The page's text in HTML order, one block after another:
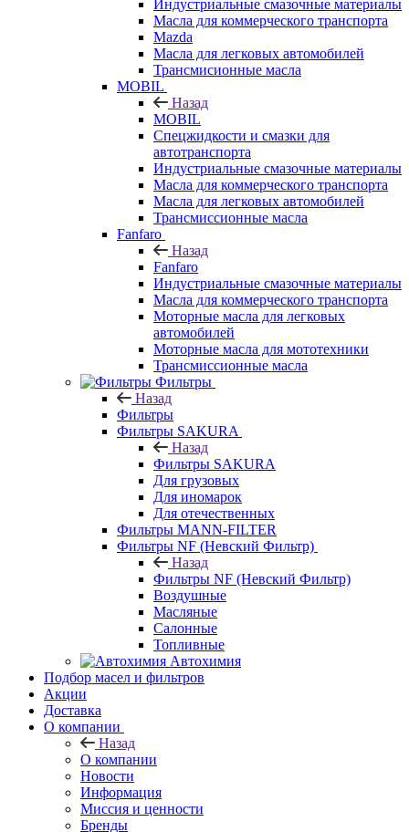
Индустриальные смазочные материалы
Масла для коммерческого транспорта
Mazda
Масла для легковых автомобилей
Трансмисионные масла
MOBIL
Назад
MOBIL
Cпецжидкости и смазки для
автотранспорта
Индустриальные смазочные материалы
Масла для коммерческого транспорта
Масла для легковых автомобилей
Трансмиссионные масла
Fanfaro
Назад
Fanfaro
Индустриальные смазочные материалы
Масла для коммерческого транспорта
Моторные масла для легковых
автомобилей
Моторные масла для мототехники
Трансмиссионные масла
Фильтры
Назад
Фильтры
Фильтры SAKURA
Назад
Фильтры SAKURA
Для грузовых
Для иномарок
Для отечественных
Фильтры MANN-FILTER
Фильтры NF (Невский Фильтр)
Назад
Фильтры NF (Невский Фильтр)
Воздушные
Масляные
Салонные
Топливные
Автохимия
Подбор масел и фильтров
Акции
Доставка
О компании
Назад
О компании
Новости
Информация
Миссия и ценности
Бренды